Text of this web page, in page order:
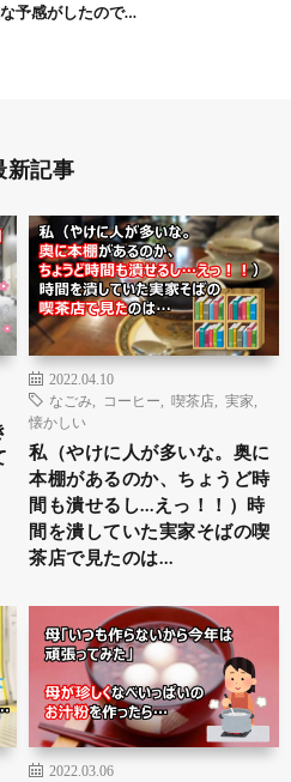
予感がしたので…
新記事
2022.04.10
なごみ
コーヒー 喫茶店 実家
懐かしい
私（やけに人が多いな。奥に
本棚があるのか、ちょうど時
間も潰せるし…えっ！！）時
間を潰していた実家そばの喫
茶店で見たのは…
2022.03.06